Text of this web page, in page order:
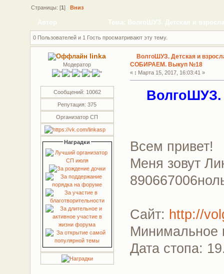
Страницы: [1 ] Вниз
Автор Тема: ВолгоШУЗ. Детская и
0 Пользователей и 1 Гость просматривают эту тему.
linka
Модератор
Сообщений: 10062
Репутация: 375
Организатор СП
Наградки
ВолгоШУЗ. Детская и
СОБИРАЕМ. Выкуп №18
« : Марта 15, 2017, 16:03:41 »
ВолгоШУЗ.
Всем привет!
Меня зовут
Сайт: http://
Минимальное
Дата стопа: